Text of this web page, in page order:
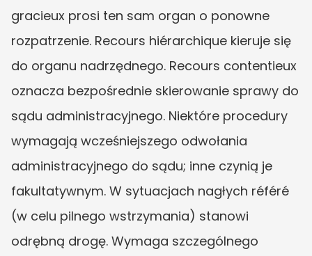
gracieux prosi ten sam organ o ponowne
rozpatrzenie. Recours hiérarchique kieruje się
do organu nadrzędnego. Recours contentieux
oznacza bezpośrednie skierowanie sprawy do
sądu administracyjnego. Niektóre procedury
wymagają wcześniejszego odwołania
administracyjnego do sądu; inne czynią je
fakultatywnym. W sytuacjach nagłych référé
(w celu pilnego wstrzymania) stanowi
odrębną drogę. Wymaga szczególnego